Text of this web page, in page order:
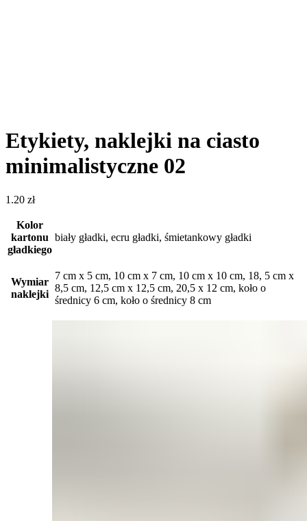
Etykiety, naklejki na ciasto
minimalistyczne 02
1.20 zł
Kolor
kartonu
gładkiego
biały gładki, ecru gładki, śmietankowy gładki
Wymiar
naklejki
7 cm x 5 cm, 10 cm x 7 cm, 10 cm x 10 cm, 18, 5 cm x
8,5 cm, 12,5 cm x 12,5 cm, 20,5 x 12 cm, koło o
średnicy 6 cm, koło o średnicy 8 cm